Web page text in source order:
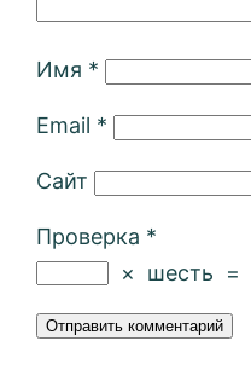
Имя *
Email *
Сайт
Проверка *
×
шесть =